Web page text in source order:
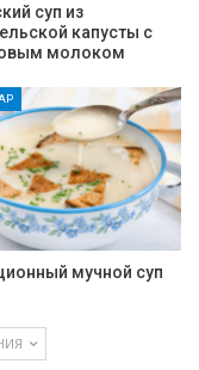
суп из
капусты с
молоком
мучной суп